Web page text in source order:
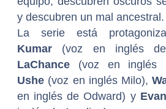
y descubren un mal ancestral.
La serie está
Kumar (voz en inglés
LaChance (voz en inglés
Ushe (voz en inglés Milo),
en inglés de Odward) y